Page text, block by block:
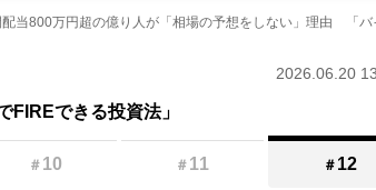
2026.06.20
FIREできる投資法」
＃ 10 ＃ 11 ＃ 12